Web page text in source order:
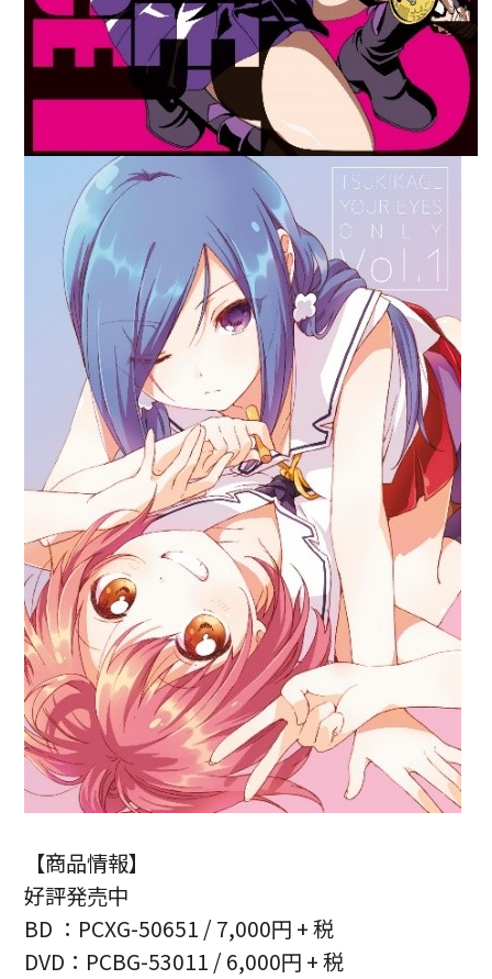
【商品情報】
好評発売中
BD ：PCXG-50651 / 7,000円 + 税
DVD：PCBG-53011 / 6,000円 + 税